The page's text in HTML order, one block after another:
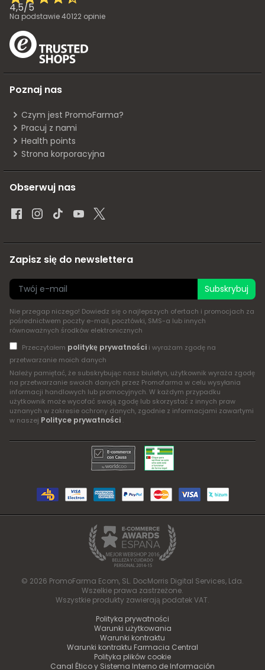
4,5/5
Na podstawie40122 opinie
Poznaj nas
Czym jest PromoFarma?
Pracuj z nami
Health points
Strona korporacyjna
Obserwuj nas
Zapisz się do newslettera
Subskrybuj
Nie przegap niczego! Dowiedz się o najlepszych ofertach i promocjach za
pośrednictwem poczty e-mail, pocztówki, SMS-a lub innych
równoważnych środków elektronicznych
Przeczytałem politykę prywatnościi wyrażam zgodę na
przetwarzanie moich danych
Należy pamiętać, że subskrybując nasz biuletyn, użytkownik wyraża zgodę
na przetwarzanie swoich danych przez Promofarma w celu wysyłania
informacji handlowych lub promocyjnych. W każdym przypadku
użytkownik może wycofać swoją zgodę lub skorzystać z innych praw
uznanych w zakresie ochrony danych, zgodnie z informacjami zawartymi
w naszej Polityce prywatności .
© 2026 PromoFarma Ecom, SL. DocMorris Digital Services, Lda.
Wszelkie prawa zastrzeżone.
Wszystkie produkty zawierają podatek VAT.
Polityka prywatności
Warunki użytkowania
Warunki kontraktu
Warunki kontraktu Farmacia Central
Polityka plików cookie
Canal Ético y Sistema Interno de Información